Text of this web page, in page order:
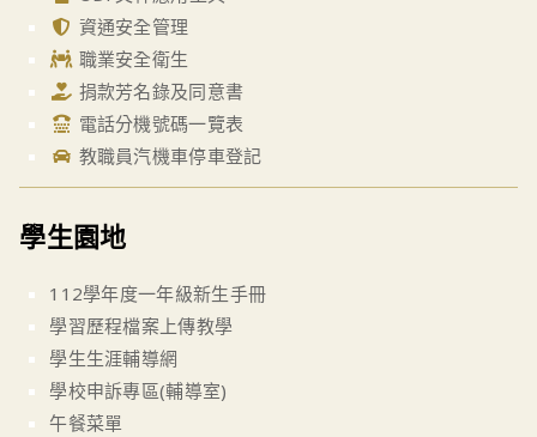
資通安全管理
職業安全衛生
捐款芳名錄及同意書
電話分機號碼一覽表
教職員汽機車停車登記
學生園地
112學年度一年級新生手冊
學習歷程檔案上傳教學
學生生涯輔導網
學校申訴專區(輔導室)
午餐菜單